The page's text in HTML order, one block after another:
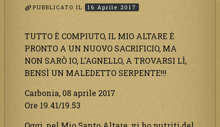
PUBBLICATO IL 16 Aprile 2017
TUTTO È COMPIUTO, IL MIO ALTARE È
PRONTO A UN NUOVO SACRIFICIO, MA
NON SARÒ IO, L’AGNELLO, A TROVARSI LÌ,
BENSÌ UN MALEDETTO SERPENTE!!!
Carbonia, 08 aprile 2017
Ore 19.41/19.53